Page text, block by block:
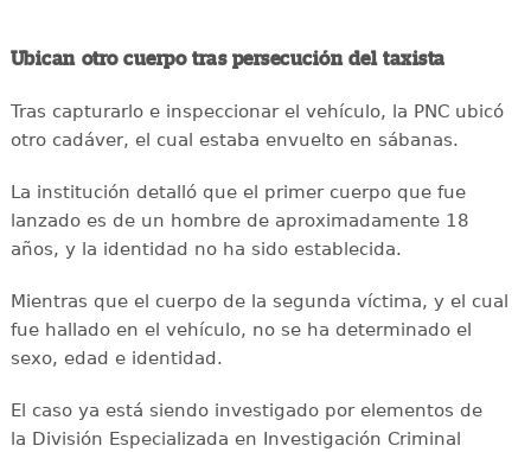
Ubican otro cuerpo tras persecución del taxista
Tras capturarlo e inspeccionar el vehículo, la PNC ubicó
otro cadáver, el cual estaba envuelto en sábanas.
La institución detalló que el primer cuerpo que fue
lanzado es de un hombre de aproximadamente 18
años, y la identidad no ha sido establecida.
Mientras que el cuerpo de la segunda víctima, y el cual
fue hallado en el vehículo, no se ha determinado el
sexo, edad e identidad.
El caso ya está siendo investigado por elementos de
la División Especializada en Investigación Criminal